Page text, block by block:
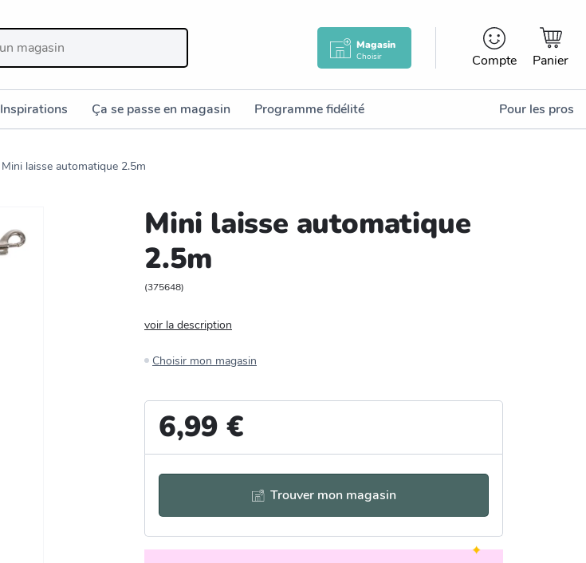
Magasin
Choisir Compte Panier
Inspirations Ça se passe en magasin Programme fidélité Pour les pros
Mini laisse automatique 2.5m
Mini laisse automatique
2.5m
(375648)
voir la description
Choisir mon magasin
6,99 €
Trouver mon magasin